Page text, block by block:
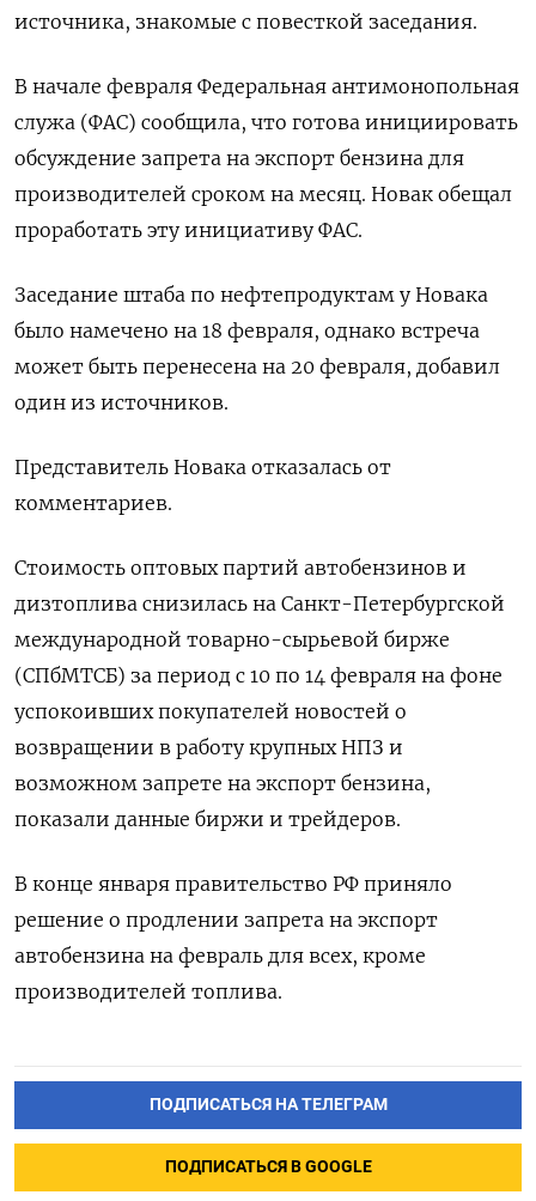
источника, знакомые с повесткой заседания.
В начале февраля Федеральная антимонопольная
служа (ФАС) сообщила, что готова инициировать
обсуждение запрета на экспорт бензина для
производителей сроком на месяц. Новак обещал
проработать эту инициативу ФАС.
Заседание штаба по нефтепродуктам у Новака
было намечено на 18 февраля, однако встреча
может быть перенесена на 20 февраля, добавил
один из источников.
Представитель Новака отказалась от
комментариев.
Стоимость оптовых партий автобензинов и
дизтоплива снизилась на Санкт-Петербургской
международной товарно-сырьевой бирже
(СПбМТСБ) за период с 10 по 14 февраля на фоне
успокоивших покупателей новостей о
возвращении в работу крупных НПЗ и
возможном запрете на экспорт бензина,
показали данные биржи и трейдеров.
В конце января правительство РФ приняло
решение о продлении запрета на экспорт
автобензина на февраль для всех, кроме
производителей топлива.
ПОДПИСАТЬСЯ НА ТЕЛЕГРАМ
ПОДПИСАТЬСЯ В GOOGLE